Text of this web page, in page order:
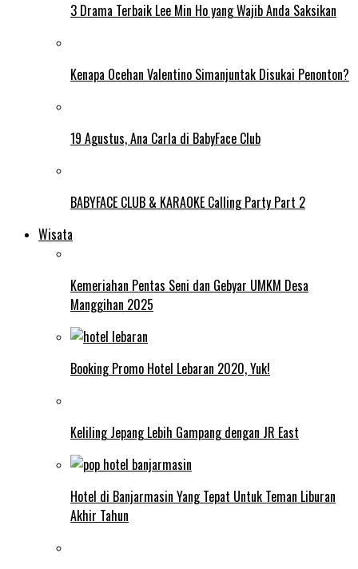
3 Drama Terbaik Lee Min Ho yang Wajib Anda Saksikan
Kenapa Ocehan Valentino Simanjuntak Disukai Penonton?
19 Agustus, Ana Carla di BabyFace Club
BABYFACE CLUB & KARAOKE Calling Party Part 2
Wisata
Kemeriahan Pentas Seni dan Gebyar UMKM Desa
Manggihan 2025
Booking Promo Hotel Lebaran 2020, Yuk!
Keliling Jepang Lebih Gampang dengan JR East
Hotel di Banjarmasin Yang Tepat Untuk Teman Liburan
Akhir Tahun